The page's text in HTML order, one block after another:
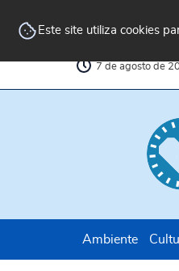
Este site utiliza cookies
Municipal
7 de agosto de
Ambiente